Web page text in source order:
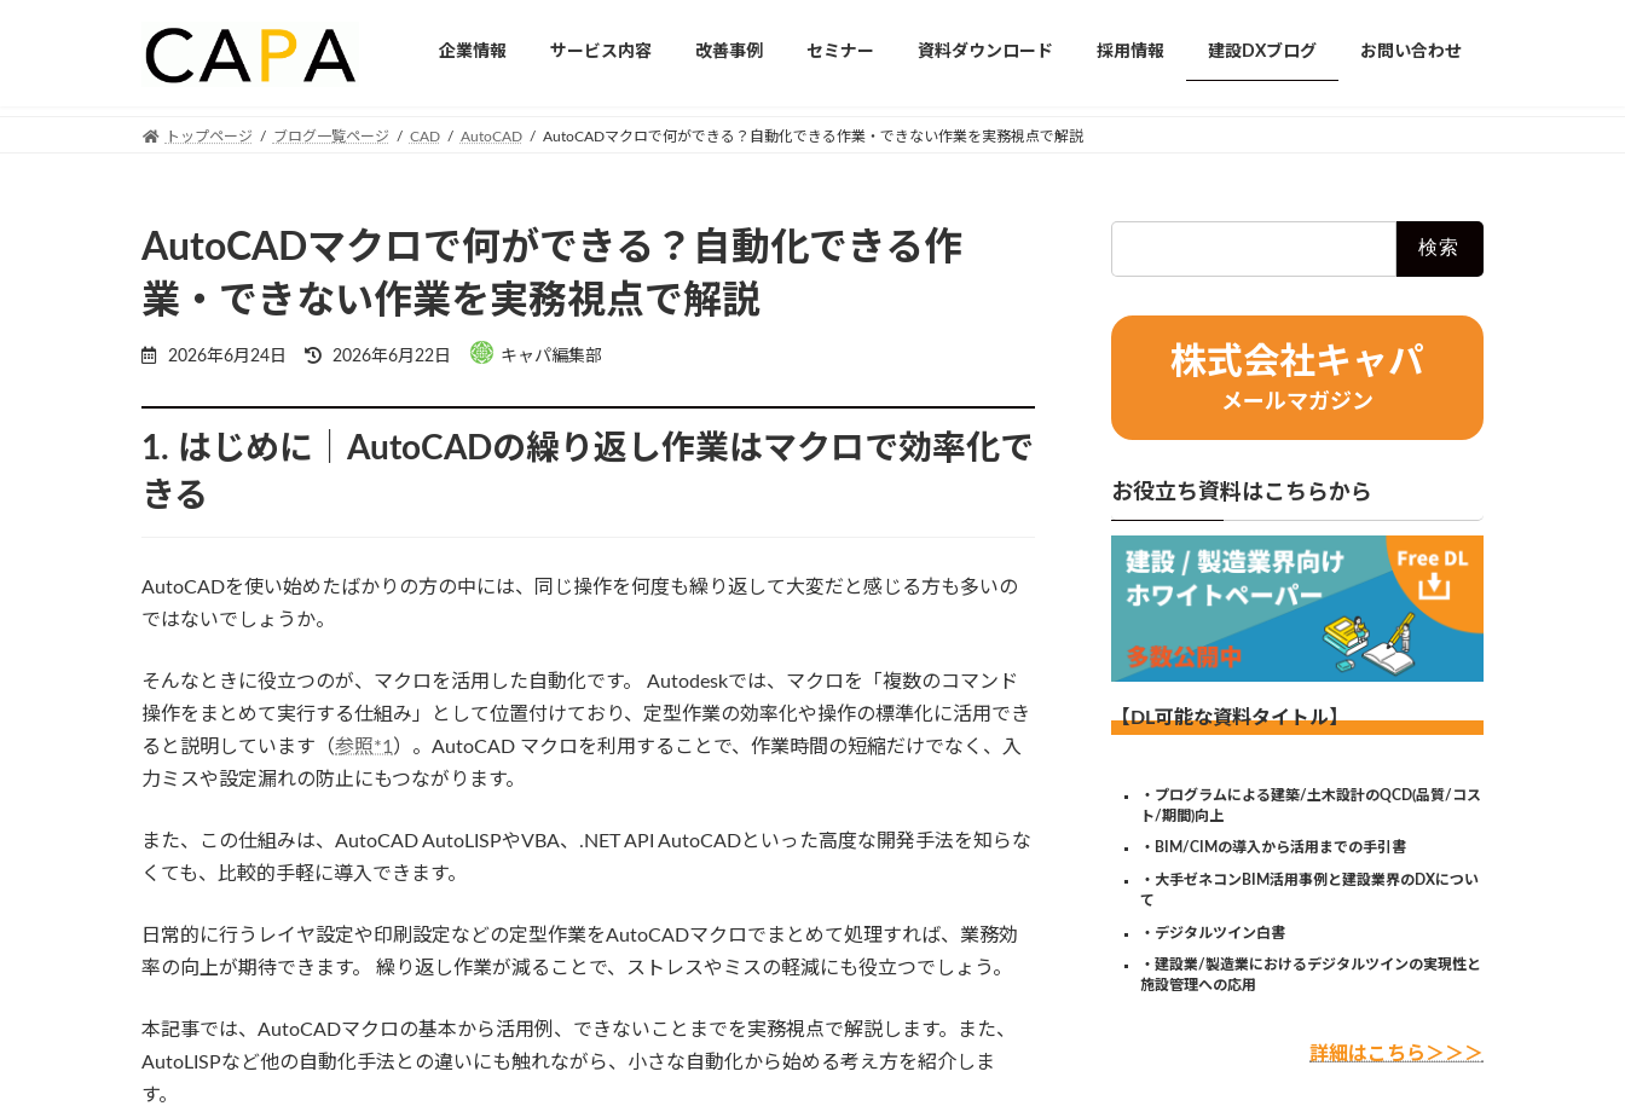
企業情報 サービス内容 改善事例 セミナー 資料ダウンロード 採用情報 建設DXブログ お問い合わせ
トップページ ブログ一覧ページ CAD AutoCAD AutoCADマクロで何ができる？自動化できる作業・できない作業を実務視点で解説
AutoCADマクロで何ができる？自動化できる作
業・できない作業を実務視点で解説
2026年6月24日
Last
updated
2026年6月22日 キャパ編集部
1. はじめに｜AutoCADの繰り返し作業はマクロで効率化で
きる
AutoCADを使い始めたばかりの方の中には、同じ操作を何度も繰り返して大変だと感じる方も多いの
ではないでしょうか。
そんなときに役立つのが、マクロを活用した自動化です。 Autodeskでは、マクロを「複数のコマンド
操作をまとめて実行する仕組み」として位置付けており、定型作業の効率化や操作の標準化に活用でき
ると説明しています（参照*1 ）。AutoCAD マクロを利用することで、作業時間の短縮だけでなく、入
力ミスや設定漏れの防止にもつながります。
また、この仕組みは、AutoCAD AutoLISPやVBA、.NET API AutoCADといった高度な開発手法を知らな
くても、比較的手軽に導入できます。
日常的に行うレイヤ設定や印刷設定などの定型作業をAutoCADマクロでまとめて処理すれば、業務効
率の向上が期待できます。 繰り返し作業が減ることで、ストレスやミスの軽減にも役立つでしょう。
本記事では、AutoCADマクロの基本から活用例、できないことまでを実務視点で解説します。また、
AutoLISPなど他の自動化手法との違いにも触れながら、小さな自動化から始める考え方を紹介しま
す。
株式会社キャパ
メールマガジン
お役立ち資料はこちらから
【DL可能な資料タイトル】
・プログラムによる建築/土木設計のQCD(品質/コス
ト/期間)向上
・BIM/CIMの導入から活用までの手引書
・大手ゼネコンBIM活用事例と建設業界のDXについ
て
・デジタルツイン白書
・建設業/製造業におけるデジタルツインの実現性と
施設管理への応用
詳細はこちら＞＞＞